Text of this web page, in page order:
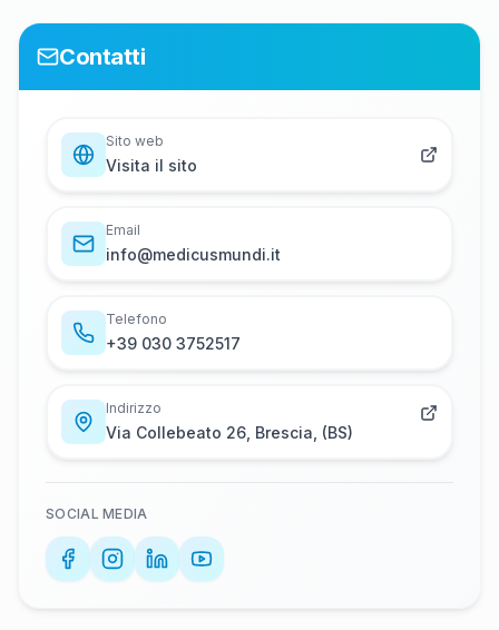
Contatti
Sito web
Visita il sito
Email
i​n​f​o​@​m​e​d​i​c​u​s​m​u​n​d​i​.​i​t
Telefono
+​3​9​ ​0​3​0​ ​3​7​5​2​5​1​7
Indirizzo
Via Collebeato 26, Brescia, (BS)
SOCIAL MEDIA